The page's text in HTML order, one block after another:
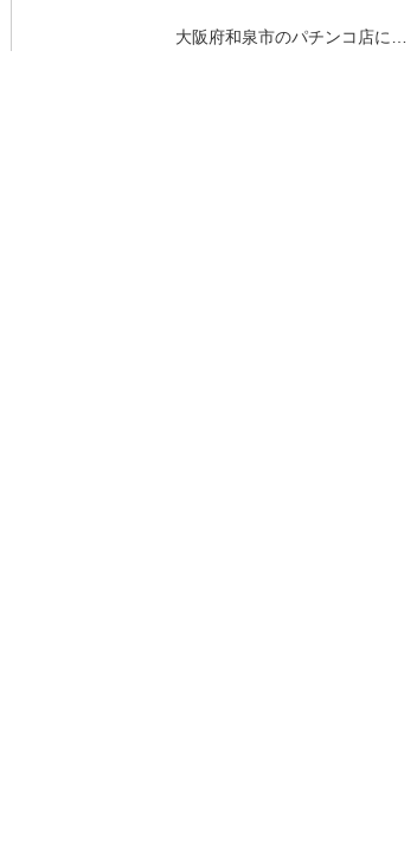
大阪府和泉市のパチンコ店に